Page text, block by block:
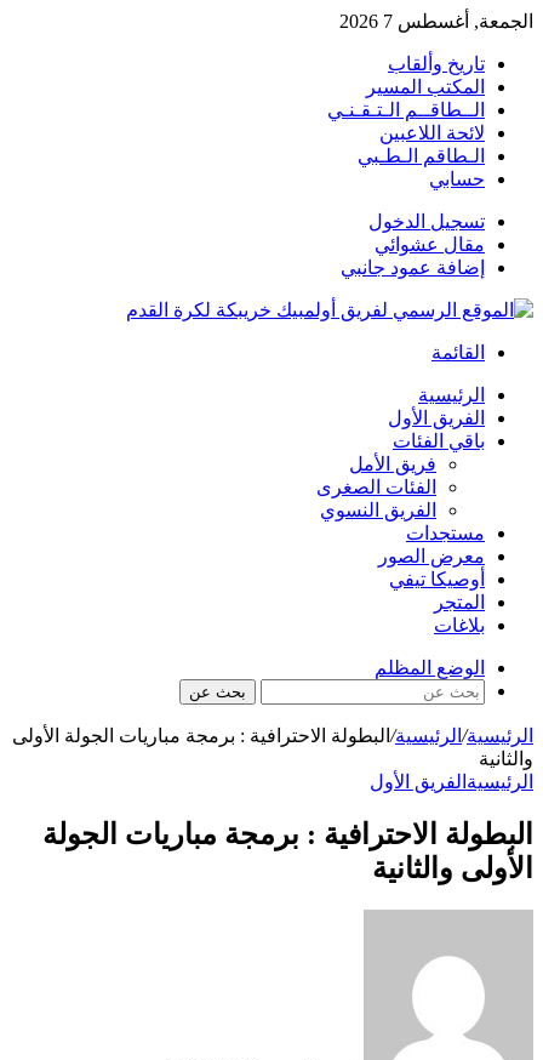
الجمعة, أغسطس 7 2026
تاريخ وألقاب
المكتب المسير
الــطاقــم الـتـقـنـي
لائحة اللاعبين
الـطاقم الـطـبي
حسابي
تسجيل الدخول
مقال عشوائي
إضافة عمود جانبي
القائمة
الرئيسية
الفريق الأول
باقي الفئات
فريق الأمل
الفئات الصغرى
الفريق النسوي
مستجدات
معرض الصور
أوصيكا تيفي
المتجر
بلاغات
الوضع المظلم
بحث عن
الرئيسية/ الرئيسية/ البطولة الاحترافية : برمجة مباريات الجولة الأولى
والثانية
الرئيسية الفريق الأول
البطولة الاحترافية : برمجة مباريات الجولة
الأولى والثانية